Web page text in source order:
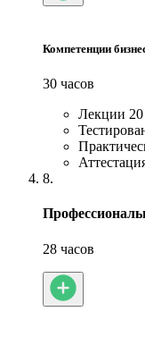
Компетенции
30 часов
Лекции
8.
28 часов